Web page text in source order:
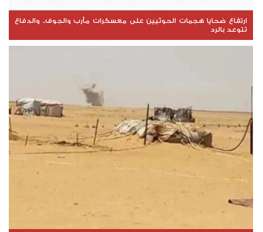
ارتفاع ضحايا هجمات الحوثيين على معسكرات مأرب والجوف.. والدفاع
تتوعد بالرد